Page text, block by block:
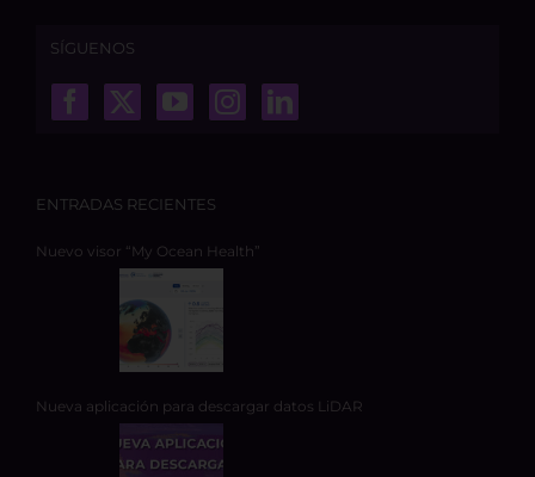
SÍGUENOS
ENTRADAS RECIENTES
Nuevo visor “My Ocean Health”
Nueva aplicación para descargar datos LiDAR